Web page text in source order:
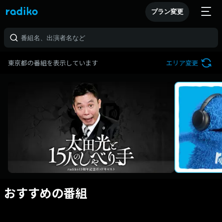
プラン変更
東京都の番組を表示しています エリア変更
おすすめの番組